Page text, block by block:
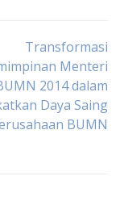
Transformasi
Menteri
2014 dalam
Daya Saing
BUMN